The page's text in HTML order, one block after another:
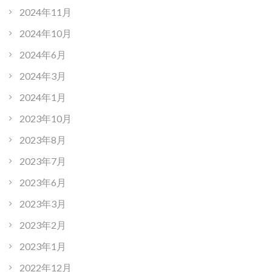
2024年11月
2024年10月
2024年6月
2024年3月
2024年1月
2023年10月
2023年8月
2023年7月
2023年6月
2023年3月
2023年2月
2023年1月
2022年12月